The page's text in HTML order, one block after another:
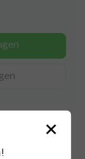
over dit×